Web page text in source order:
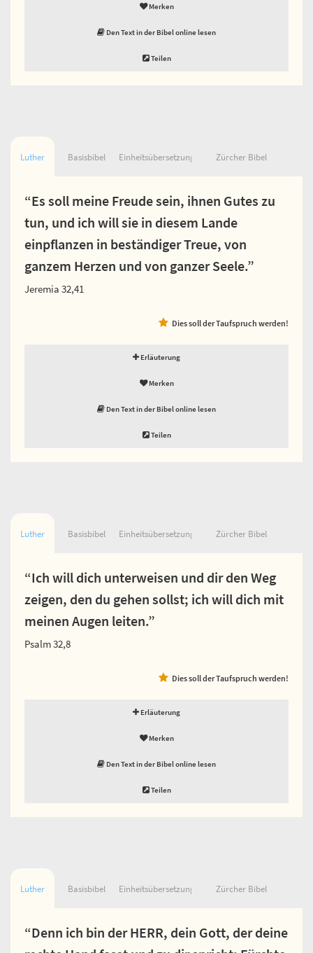
Merken
Den Text in der Bibel online lesen
Teilen
Luther Basisbibel Einheitsübersetzung Zürcher Bibel
“Es soll meine Freude sein, ihnen Gutes zu
tun, und ich will sie in diesem Lande
einpflanzen in beständiger Treue, von
ganzem Herzen und von ganzer Seele.”
Jeremia 32,41
Dies soll der Taufspruch werden!
Erläuterung
Merken
Den Text in der Bibel online lesen
Teilen
Luther Basisbibel Einheitsübersetzung Zürcher Bibel
“Ich will dich unterweisen und dir den Weg
zeigen, den du gehen sollst; ich will dich mit
meinen Augen leiten.”
Psalm 32,8
Dies soll der Taufspruch werden!
Erläuterung
Merken
Den Text in der Bibel online lesen
Teilen
Luther Basisbibel Einheitsübersetzung Zürcher Bibel
“Denn ich bin der HERR, dein Gott, der deine